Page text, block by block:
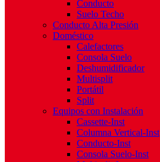
Conducto
Suelo Techo
Conducto Alta Presión
Doméstico
Calefactores
Consola Suelo
Deshumidificador
Multisplit
Portátil
Split
Equipos con Instalación
Cassette-Inst
Columna Vertical-Inst
Conducto-Inst
Consola Suelo-Inst